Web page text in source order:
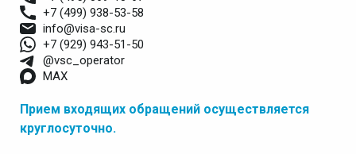
+7 (499) 938-53-58
info@visa-sc.ru
+7 (929) 943-51-50
@vsc_operator
MAX
Прием входящих обращений осуществляется
круглосуточно.